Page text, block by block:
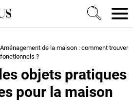
Nous Construction, rénovation &
Aménagement de la maison : comment trouver
?
objets pratiques
pour la maison